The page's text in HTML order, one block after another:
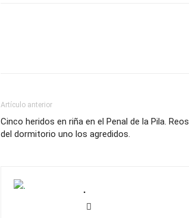
Artículo anterior
Cinco heridos en riña en el Penal de la Pila. Reos
del dormitorio uno los agredidos.
.